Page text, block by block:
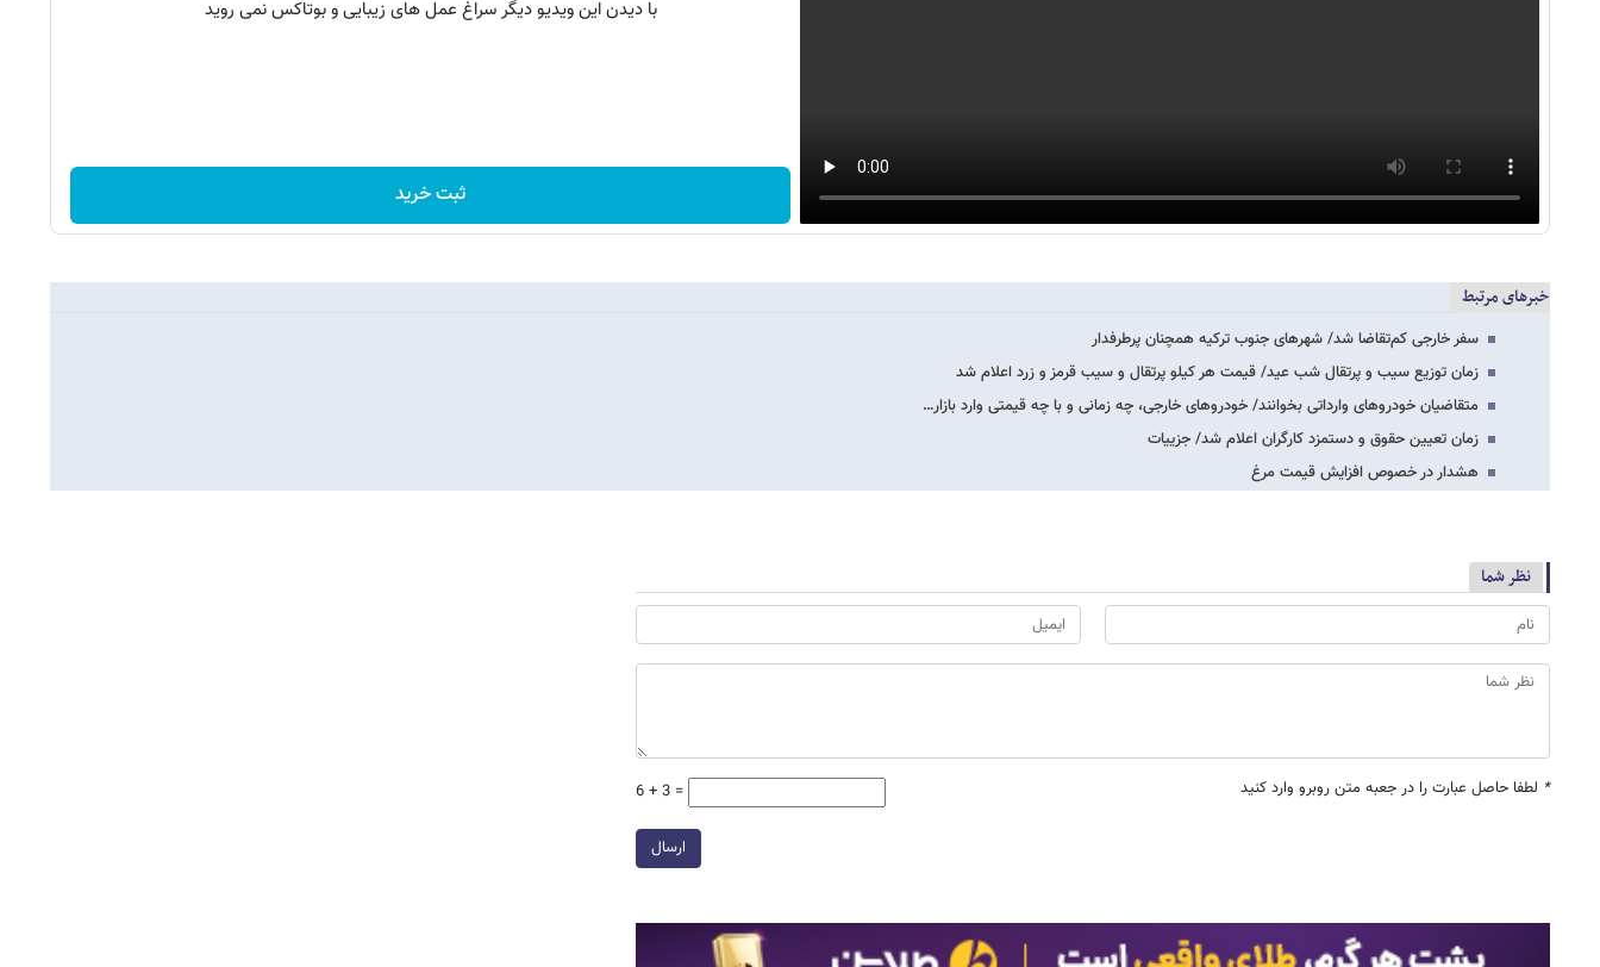
با دیدن این ویدیو دیگر سراغ عمل های زیبایی و بوتاکس نمی روید
ثبت خرید
خبرهای مرتبط
سفر خارجی کم‌تقاضا شد/ شهرهای جنوب ترکیه همچنان پرطرفدار
زمان توزیع سیب و پرتقال شب عید/ قیمت هر کیلو پرتقال و سیب قرمز و زرد اعلام شد
متقاضیان خودروهای وارداتی بخوانند/ خودروهای خارجی، چه زمانی و با چه قیمتی وارد بازار…
زمان تعیین حقوق و دستمزد کارگران اعلام شد/ جزییات
هشدار در خصوص افزایش قیمت مرغ
نظر شما
* لطفا حاصل عبارت را در جعبه متن روبرو وارد کنید 6 + 3 =
ارسال